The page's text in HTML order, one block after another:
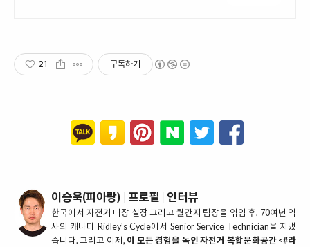
21 구독하기
이승욱(피아랑) 프로필 인터뷰
한국에서 자전거 매장 실장 그리고 월간지 팀장을 엮임 후, 70여년 역
사의 캐나다 Ridley's Cycle에서 Senior Service Technician을 지냈
습니다. 그리고 이제, 이 모든 경험을 녹인 자전거 복합문화공간 <#라